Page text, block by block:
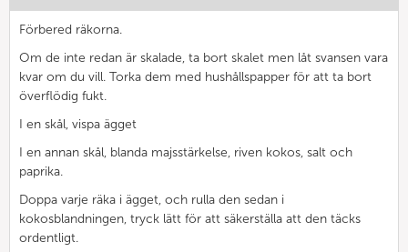
Förbered räkorna.
Om de inte redan är skalade, ta bort skalet men låt svansen vara
kvar om du vill. Torka dem med hushållspapper för att ta bort
överflödig fukt.
I en skål, vispa ägget
I en annan skål, blanda majsstärkelse, riven kokos, salt och
paprika.
Doppa varje räka i ägget, och rulla den sedan i
kokosblandningen, tryck lätt för att säkerställa att den täcks
ordentligt.